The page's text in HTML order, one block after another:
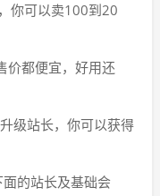
你可以卖100到20
价都便宜，好用还
级站长，你可以获得
的站长及基础会